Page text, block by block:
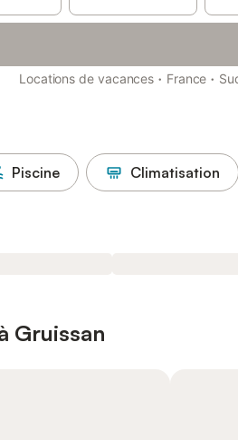
Locations de vacances · France ·
Piscine Climatisation
Gruissan